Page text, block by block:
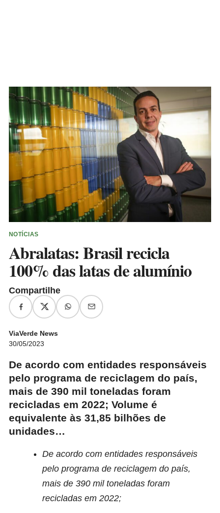
NOTÍCIAS
Abralatas: Brasil recicla
100% das latas de alumínio
Compartilhe
ViaVerde News
30/05/2023
De acordo com entidades responsáveis
pelo programa de reciclagem do país,
mais de 390 mil toneladas foram
recicladas em 2022; Volume é
equivalente às 31,85 bilhões de
unidades…
De acordo com entidades responsáveis
pelo programa de reciclagem do país,
mais de 390 mil toneladas foram
recicladas em 2022;